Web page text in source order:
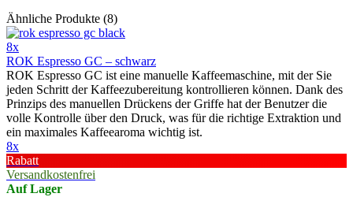
Ähnliche Produkte (8)
8x
ROK Espresso GC – schwarz
ROK Espresso GC ist eine manuelle Kaffeemaschine, mit der Sie
jeden Schritt der Kaffeezubereitung kontrollieren können. Dank des
Prinzips des manuellen Drückens der Griffe hat der Benutzer die
volle Kontrolle über den Druck, was für die richtige Extraktion und
ein maximales Kaffeearoma wichtig ist.
8x
Rabatt
Versandkostenfrei
Auf Lager